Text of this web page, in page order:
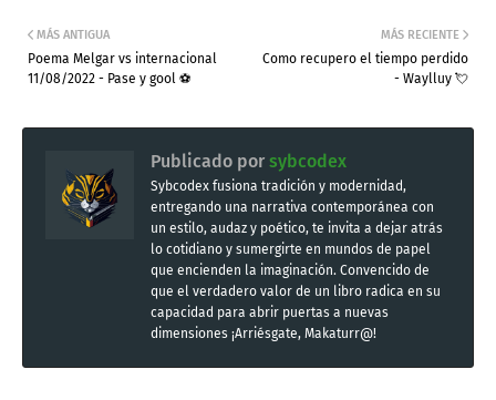
MÁS RECIENTE
Como recupero el tiempo perdido
- Waylluy 💘
MÁS ANTIGUA
Poema Melgar vs internacional
11/08/2022 - Pase y gool ⚽
Publicado por sybcodex
Sybcodex fusiona tradición y modernidad,
entregando una narrativa contemporánea con
un estilo, audaz y poético, te invita a dejar atrás
lo cotidiano y sumergirte en mundos de papel
que encienden la imaginación. Convencido de
que el verdadero valor de un libro radica en su
capacidad para abrir puertas a nuevas
dimensiones ¡Arriésgate, Makaturr@!